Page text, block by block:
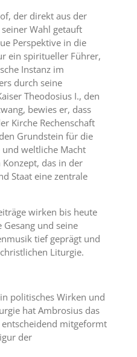
der direkt aus der
Wahl getauft
Perspektive in die
ein spiritueller Führer,
Instanz im
durch seine
Theodosius I., den
bewies er, dass
Kirche Rechenschaft
Grundstein für die
und weltliche Macht
das in der
Staat eine zentrale
wirken bis heute
und seine
tief geprägt und
Liturgie.
politisches Wirken und
hat Ambrosius das
mitgeformt
der